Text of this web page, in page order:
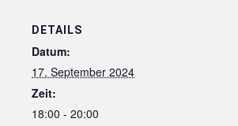
DETAILS
Datum:
17. September 2024
Zeit:
18:00 - 20:00